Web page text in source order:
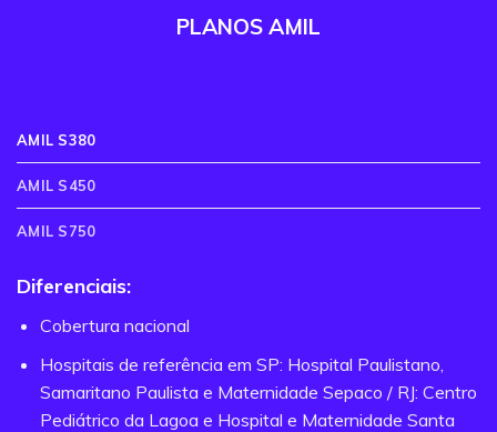
PLANOS AMIL
AMIL S380
AMIL S450
AMIL S750
Diferenciais:
Cobertura nacional
Hospitais de referência em SP: Hospital Paulistano,
Samaritano Paulista e Maternidade Sepaco / RJ: Centro
Pediátrico da Lagoa e Hospital e Maternidade Santa